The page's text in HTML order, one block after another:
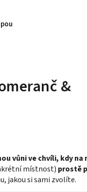
&
vůni ve chvíli, kdy na
místnost) prostě
jakou si sami zvolíte.